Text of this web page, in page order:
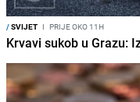
/SVIJET I PRIJE OKO 11H
Krvavi sukob u Grazu: